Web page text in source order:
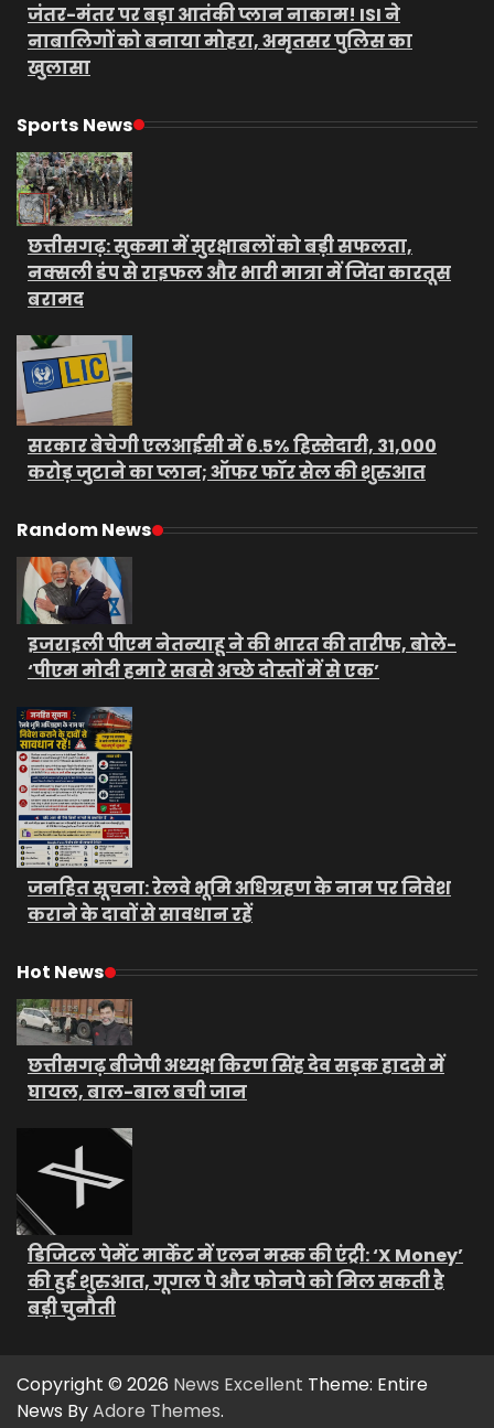
जंतर-मंतर पर बड़ा आतंकी प्लान नाकाम! ISI ने
नाबालिगों को बनाया मोहरा, अमृतसर पुलिस का
खुलासा
Sports News
छत्तीसगढ़: सुकमा में सुरक्षाबलों को बड़ी सफलता,
नक्सली डंप से राइफल और भारी मात्रा में जिंदा कारतूस
बरामद
सरकार बेचेगी एलआईसी में 6.5% हिस्सेदारी, 31,000
करोड़ जुटाने का प्लान; ऑफर फॉर सेल की शुरुआत
Random News
इजराइली पीएम नेतन्याहू ने की भारत की तारीफ, बोले-
‘पीएम मोदी हमारे सबसे अच्छे दोस्तों में से एक’
जनहित सूचना: रेलवे भूमि अधिग्रहण के नाम पर निवेश
कराने के दावों से सावधान रहें
Hot News
छत्तीसगढ़ बीजेपी अध्यक्ष किरण सिंह देव सड़क हादसे में
घायल, बाल-बाल बची जान
डिजिटल पेमेंट मार्केट में एलन मस्क की एंट्री: ‘X Money’
की हुई शुरुआत, गूगल पे और फोनपे को मिल सकती है
बड़ी चुनौती
Copyright © 2026 News Excellent Theme: Entire
News ByAdore Themes.